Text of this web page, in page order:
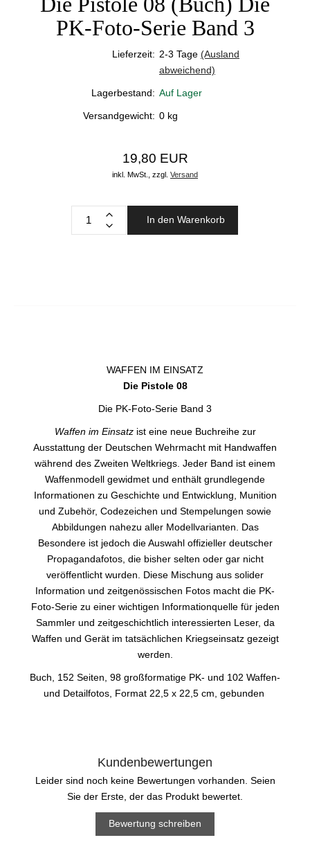
PK-Foto-Serie Band 3
Lieferzeit: 2-3 Tage (Ausland
abweichend)
Lagerbestand: Auf Lager
Versandgewicht: 0 kg
19,80 EUR
inkl. MwSt., zzgl. Versand
In den Warenkorb
WAFFEN IM EINSATZ
Die Pistole 08
Die PK-Foto-Serie Band 3
Waffen im Einsatzist eine neue Buchreihe zur
Ausstattung der Deutschen Wehrmacht mit Handwaffen
während des Zweiten Weltkriegs. Jeder Band ist einem
Waffenmodell gewidmet und enthält grundlegende
Informationen zu Geschichte und Entwicklung, Munition
und Zubehör, Codezeichen und Stempelungen sowie
Abbildungen nahezu aller Modellvarianten. Das
Besondere ist jedoch die Auswahl offizieller deutscher
Propagandafotos, die bisher selten oder gar nicht
veröffentlicht wurden. Diese Mischung aus solider
Information und zeitgenössischen Fotos macht die PK-
Foto-Serie zu einer wichtigen Informationquelle für jeden
Sammler und zeitgeschichtlich interessierten Leser, da
Waffen und Gerät im tatsächlichen Kriegseinsatz gezeigt
werden.
Buch, 152 Seiten, 98 großformatige PK- und 102 Waffen-
und Detailfotos, Format 22,5 x 22,5 cm, gebunden
Kundenbewertungen
Leider sind noch keine Bewertungen vorhanden. Seien
Sie der Erste, der das Produkt bewertet.
Bewertung schreiben